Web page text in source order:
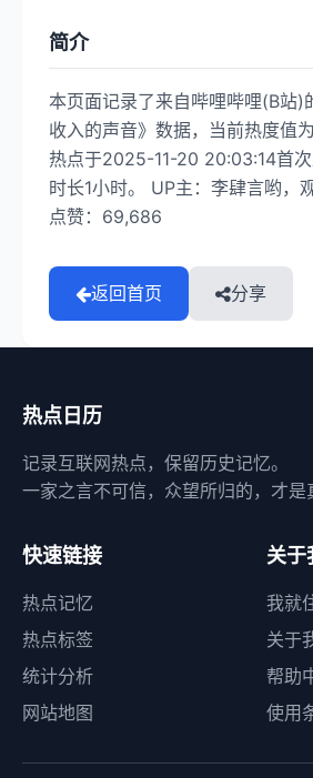
简介
本页面记录了来自哔哩哔哩(B站)
收入的声音》数据，当前热度值
热点于2025-11-20 20:03:14首
时长1小时。 UP主：李肆言哟，
点赞：69,686
返回首页 分享
热点日历
记录互联网热点，保留历史记忆。
一家之言不可信，众望所归的，才是
快速链接
热点记忆
热点标签
统计分析
网站地图
关于
我就
关于
帮助
使用